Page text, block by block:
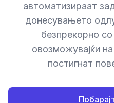
автоматизираат
донесувањето
безпрекорно
овозможувајќи
постигнат